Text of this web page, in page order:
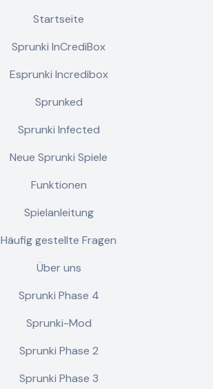
Startseite
Sprunki InCrediBox
Esprunki Incredibox
Sprunked
Sprunki Infected
Neue Sprunki Spiele
Funktionen
Spielanleitung
Häufig gestellte Fragen
Über uns
Sprunki Phase 4
Sprunki-Mod
Sprunki Phase 2
Sprunki Phase 3